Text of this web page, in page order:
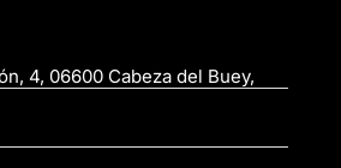
4, 06600 Cabeza del Buey,